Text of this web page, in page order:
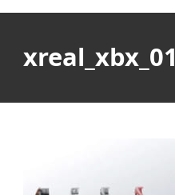
xreal_xbx_01